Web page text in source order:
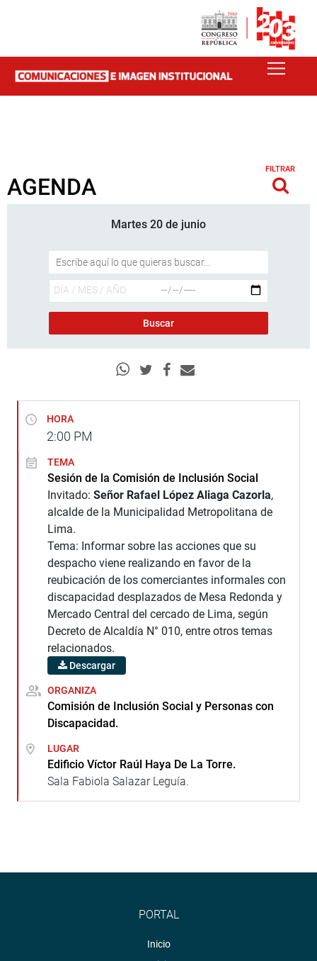
AGENDA
FILTRAR
Martes 20 de junio
HORA
2:00 PM
TEMA
Sesión de la Comisión de Inclusión Social
Invitado: Señor Rafael López Aliaga Cazorla,
alcalde de la Municipalidad Metropolitana de
Lima.
Tema: Informar sobre las acciones que su
despacho viene realizando en favor de la
reubicación de los comerciantes informales con
discapacidad desplazados de Mesa Redonda y
Mercado Central del cercado de Lima, según
Decreto de Alcaldía N° 010, entre otros temas
relacionados.
Descargar
ORGANIZA
Comisión de Inclusión Social y Personas con
Discapacidad.
LUGAR
Edificio Víctor Raúl Haya De La Torre.
Sala Fabiola Salazar Leguía.
PORTAL
Inicio